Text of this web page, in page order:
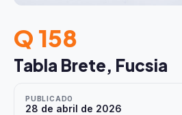
Q 158
Tabla Brete, Fucsia
PUBLICADO
28 de abril de 2026